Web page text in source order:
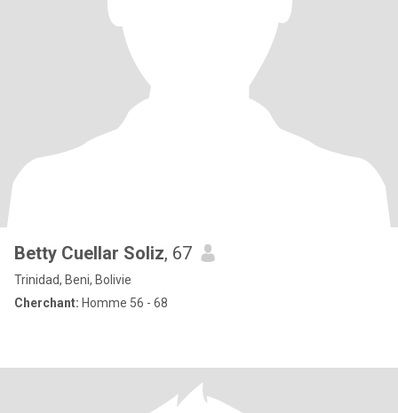
Betty Cuellar Soliz, 67
Trinidad, Beni, Bolivie
Cherchant: Homme 56 - 68